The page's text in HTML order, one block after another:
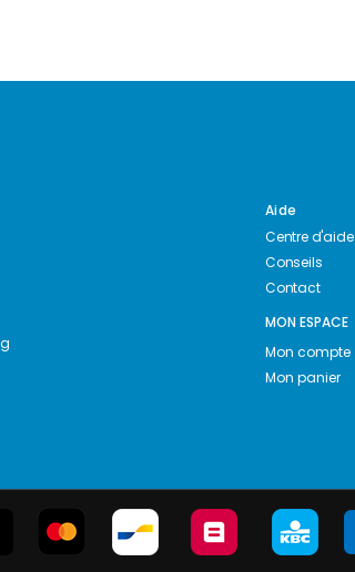
Aide
Centre d'aide
Conseils
Contact
MON ESPACE
Mon compte
Mon panier